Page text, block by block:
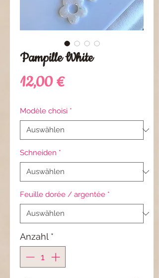
Pampille White
12,00 €Preis
Modèle choisi *
Schneiden *
Feuille dorée / argentée *
Anzahl *